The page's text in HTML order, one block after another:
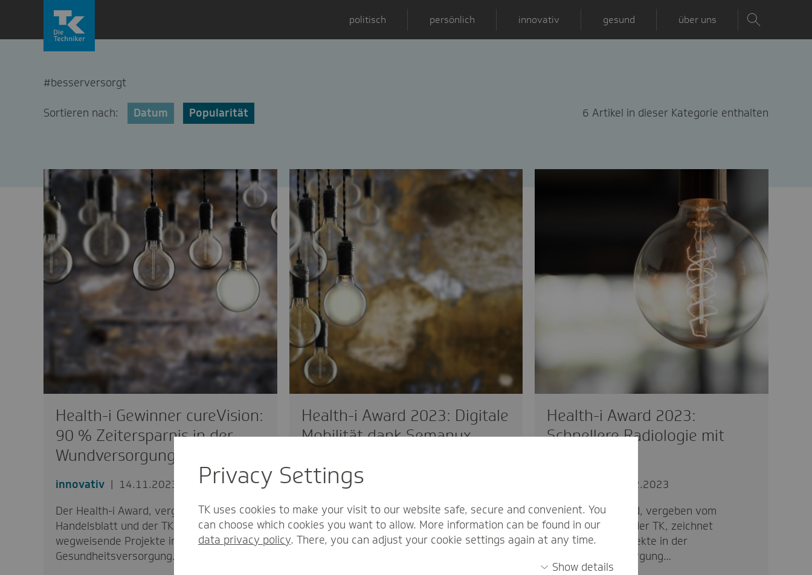
politisch persönlich innovativ gesund über uns
#besserversorgt
6 Artikel in dieser Kategorie enthalten
Sortieren nach: Datum Popularität
Health-i Gewinner cureVision:
90 % Zeitersparnis in der
Wundversorgung
innovativ
14.11.2023
Der Health-i Award, vergeben vom
Handelsblatt und der TK, zeichnet
wegweisende Projekte in der
Gesundheitsversorgung…
Health-i Award 2023: Digitale
Mobilität dank Semanux
innovativ
Das Start-up Semanux ermöglicht
Menschen mit starken körperlichen
Einschränkungen dennoch selbstständig
ihren Computer zu bedienen.…
Health-i Award 2023:
Schnellere Radiologie mit
13.12.2023
Der Health-i Award, vergeben vom
Handelsblatt und der TK, zeichnet
wegweisende Projekte in der
Gesundheitsversorgung…
Privacy Settings
TK uses cookies to make your visit to our website safe, secure and convenient. You
can choose which cookies you want to allow. More information can be found in our
data privacy policy. There, you can adjust your cookie settings again at any time.
Show details